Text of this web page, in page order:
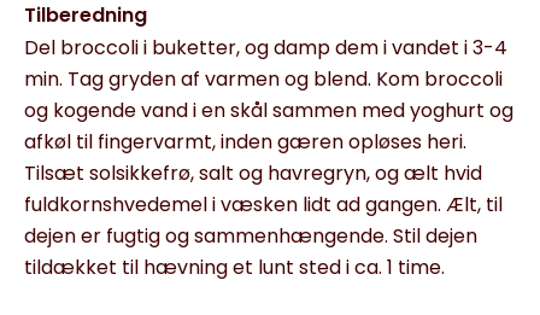
Tilberedning
Del broccoli i buketter, og damp dem i vandet i 3-4
min. Tag gryden af varmen og blend. Kom broccoli
og kogende vand i en skål sammen med yoghurt og
afkøl til fingervarmt, inden gæren opløses heri.
Tilsæt solsikkefrø, salt og havregryn, og ælt hvid
fuldkornshvedemel i væsken lidt ad gangen. Ælt, til
dejen er fugtig og sammenhængende. Stil dejen
tildækket til hævning et lunt sted i ca. 1 time.